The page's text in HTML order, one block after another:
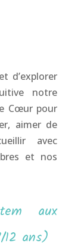
d’explorer
notre
Cœur pour
aimer de
avec
et nos
aux
ans)